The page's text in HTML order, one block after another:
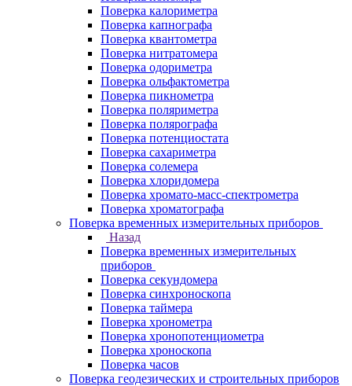
Поверка калориметра
Поверка капнографа
Поверка квантометра
Поверка нитратомера
Поверка одориметра
Поверка ольфактометра
Поверка пикнометра
Поверка поляриметра
Поверка полярографа
Поверка потенциостата
Поверка сахариметра
Поверка солемера
Поверка хлоридомера
Поверка хромато-масс-спектрометра
Поверка хроматографа
Поверка временных измерительных приборов
Назад
Поверка временных измерительных
приборов
Поверка секундомера
Поверка синхроноскопа
Поверка таймера
Поверка хронометра
Поверка хронопотенциометра
Поверка хроноскопа
Поверка часов
Поверка геодезических и строительных приборов